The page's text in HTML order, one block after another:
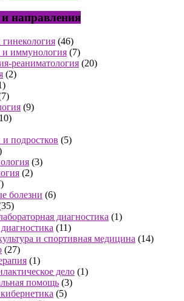
направления
(46)
и иммунология (7)
реаниматология (20)
(2)
(9)
и подростков (5)
(3)
(2)
болезни (6)
диагностика (1)
(11)
и спортивная медицина (14)
(27)
(1)
дело (1)
помощь (3)
(5)